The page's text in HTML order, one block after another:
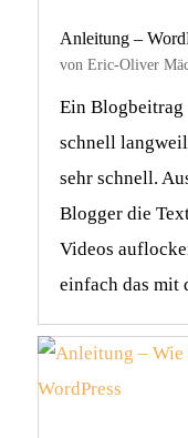
Anleitung –
von Eric-Oliver
Ein Blogbeitrag
schnell
sehr schnell.
Blogger die
Videos
einfach das mit